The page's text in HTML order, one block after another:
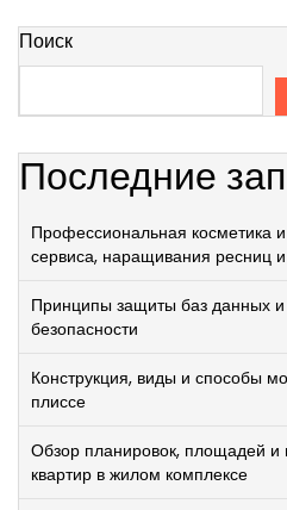
Поиск
Последние
Профессиональная косметика
сервиса, наращивания ресниц
Принципы защиты баз данных
безопасности
Конструкция, виды и способы
плиссе
Обзор планировок, площадей и
квартир в жилом комплексе